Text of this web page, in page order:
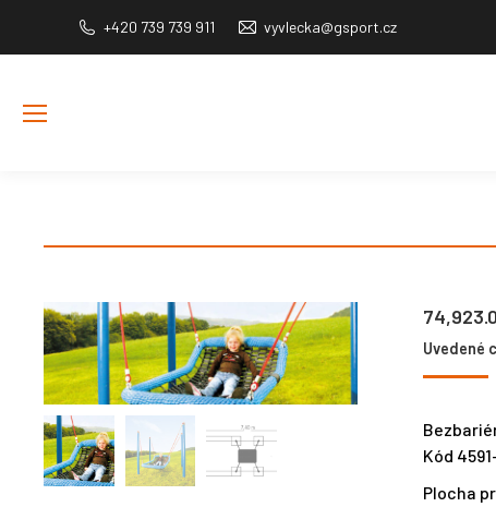
+420 739 739 911 vyvlecka@gsport.cz
Uvedené
Kód
Plocha